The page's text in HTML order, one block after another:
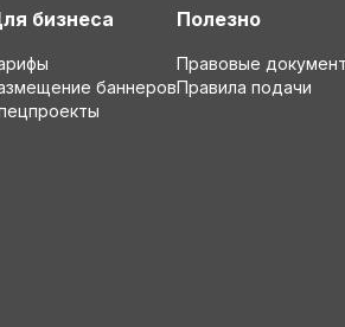
бизнеса
баннеров
Полезно
Правовые
Правила подачи